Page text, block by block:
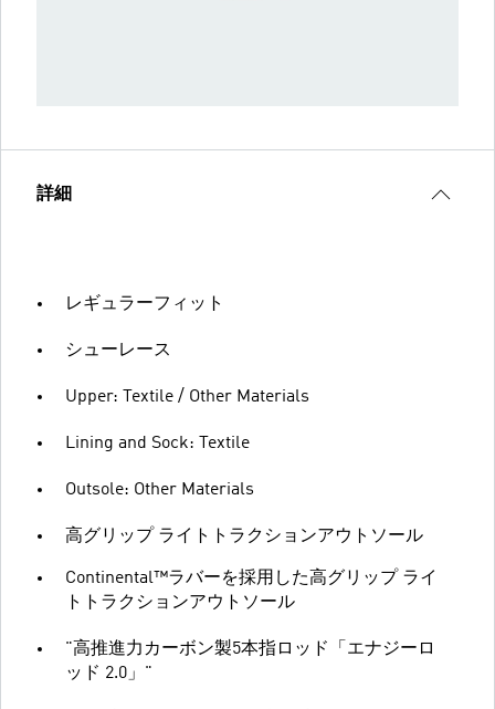
詳細
レギュラーフィット
シューレース
Upper: Textile / Other Materials
Lining and Sock: Textile
Outsole: Other Materials
高グリップ ライトトラクションアウトソール
Continental™ラバーを採用した高グリップ ライ
トトラクションアウトソール
"高推進力カーボン製5本指ロッド「エナジーロ
ッド 2.0」"